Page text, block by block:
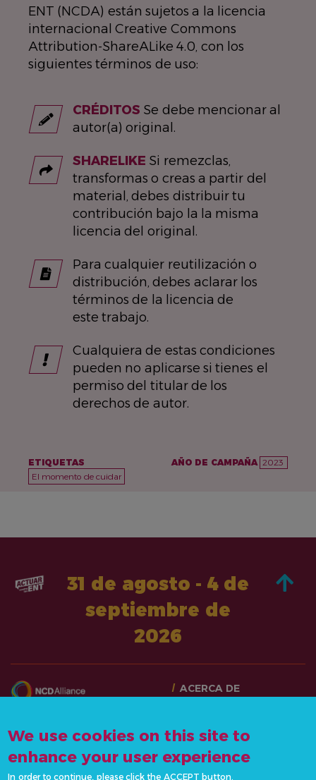
ENT (NCDA) están sujetos a la licencia
internacional Creative Commons
Attribution-ShareALike 4.0, con los
siguientes términos de uso:
CRÉDITOS Se debe mencionar al
autor(a) original.
SHARELIKE Si remezclas,
transformas o creas a partir del
material, debes distribuir tu
contribución bajo la la misma
licencia del original.
Para cualquier reutilización o
distribución, debes aclarar los
términos de la licencia de
este trabajo.
Cualquiera de estas condiciones
pueden no aplicarse si tienes el
permiso del titular de los
derechos de autor.
ETIQUETAS
El momento de cuidar
AÑO DE CAMPAÑA 2023
31 de agosto - 4 de
septiembre de
2026
info@actonncds.org
www.ncdalliance.org
ACERCA DE
NOTICIAS Y RECURSOS
RECURSOS
EVENTOS
We use cookies on this site to
enhance your user experience
In order to continue, please click the ACCEPT button.